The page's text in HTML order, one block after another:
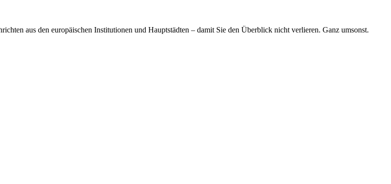
aus den europäischen Institutionen und Hauptstädten – damit Sie den Überblick nicht verlieren. Ganz umsonst.